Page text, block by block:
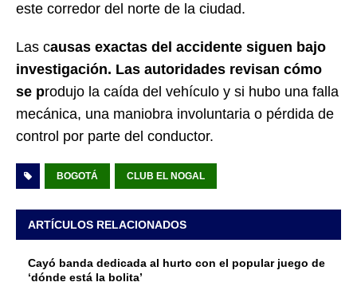
este corredor del norte de la ciudad.
Las causas exactas del accidente siguen bajo
investigación. Las autoridades revisan cómo
se produjo la caída del vehículo y si hubo una falla
mecánica, una maniobra involuntaria o pérdida de
control por parte del conductor.
BOGOTÁ CLUB EL NOGAL
ARTÍCULOS RELACIONADOS
Cayó banda dedicada al hurto con el popular juego de
‘dónde está la bolita’